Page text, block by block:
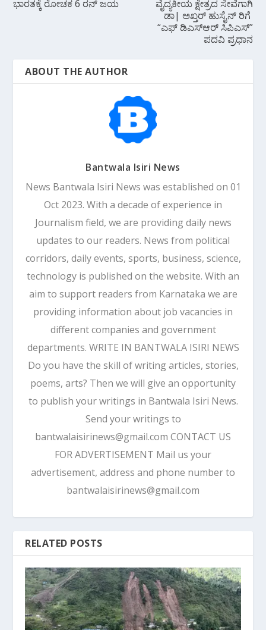
ಭಾರತಕ್ಕೆ ರೋಚಕ 6 ರನ್‌ ಜಯ
ವೈದ್ಯಕೀಯ ಕ್ಷೇತ್ರದ ಸೇವೆಗಾಗಿ
ಡಾ| ಅಖ್ತರ್ ಹುಸೈನ್ ರಿಗೆ
“ಎಫ್ ಡಿಎಸ್ಆರ್ ಸಿಪಿಎಸ್”
ಪದವಿ ಪ್ರಧಾನ
ABOUT THE AUTHOR
Bantwala Isiri News
News Bantwala Isiri News was established on 01
Oct 2023. With a decade of experience in
Journalism field, we are providing daily news
updates to our readers. News from political
corridors, daily events, sports, business, science,
technology is published on the website. With an
aim to support readers from Karnataka we are
providing information about job vacancies in
different companies and government
departments. WRITE IN BANTWALA ISIRI NEWS
Do you have the skill of writing articles, stories,
poems, arts? Then we will give an opportunity
to publish your writings in Bantwala Isiri News.
Send your writings to
bantwalaisirinews@gmail.com CONTACT US
FOR ADVERTISEMENT Mail us your
advertisement, address and phone number to
bantwalaisirinews@gmail.com
RELATED POSTS